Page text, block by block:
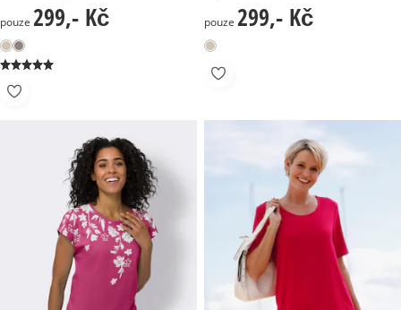
299,- Kč
pouze 299,- Kč
299,- Kč
pouze 299,- Kč